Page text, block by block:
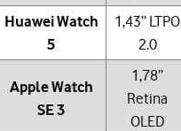
Huawei Watch
5
1,43” LTPO
2.0
Apple Watch
SE 3
1,78”
Retina
OLED